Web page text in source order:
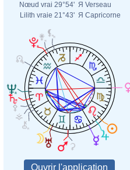
Nœud vrai 29°54' Я Verseau
Lilith vraie 21°43' Я Capricorne